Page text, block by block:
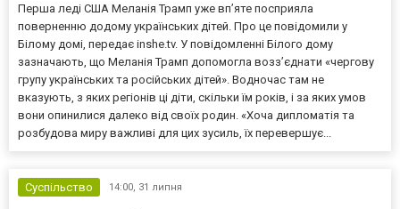
Перша леді США Меланія Трамп уже впʼяте посприяла
поверненню додому українських дітей. Про це повідомили у
Білому домі, передає inshe.tv. У повідомленні Білого дому
зазначають, що Меланія Трамп допомогла возз’єднати «чергову
групу українських та російських дітей». Водночас там не
вказують, з яких регіонів ці діти, скільки їм років, і за яких умов
вони опинилися далеко від своїх родин. «Хоча дипломатія та
розбудова миру важливі для цих зусиль, їх перевершує...
Суспільство 14:00, 31 липня